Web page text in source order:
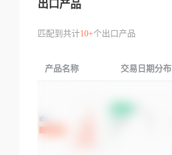
出口产品
匹配到共计10+个出口产品
产品名称 交易日期分布